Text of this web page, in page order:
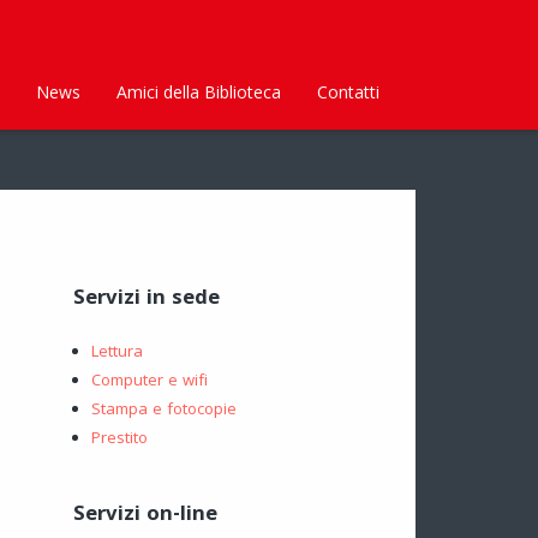
News Amici della Biblioteca Contatti
Servizi in sede
Lettura
Computer e wifi
Stampa e fotocopie
Prestito
Servizi on-line